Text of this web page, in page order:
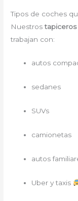
Tipos de coches
Nuestros
trabajan con:
autos
sedanes
SUVs
camionetas
autos
Uber y taxis